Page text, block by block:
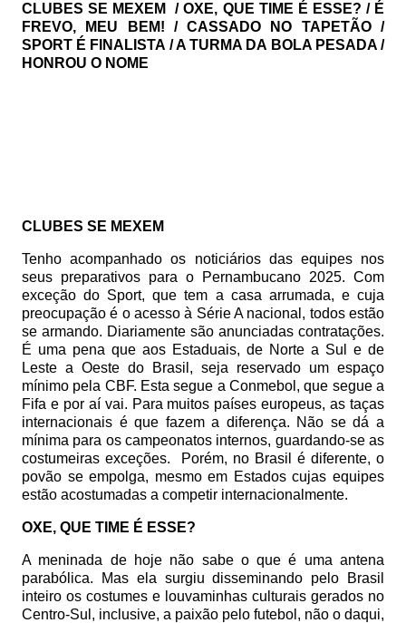
CLUBES SE MEXEM
/ OXE, QUE TIME É ESSE? / É
FREVO, MEU BEM! / CASSADO NO TAPETÃO /
SPORT É FINALISTA / A TURMA DA BOLA PESADA /
HONROU O NOME
CLUBES SE MEXEM
Tenho acompanhado os noticiários das equipes nos
seus preparativos para o Pernambucano 2025. Com
exceção do Sport, que tem a casa arrumada, e cuja
preocupação é o acesso à Série A nacional, todos estão
se armando. Diariamente são anunciadas contratações.
É uma pena que aos Estaduais, de Norte a Sul e de
Leste a Oeste do Brasil, seja reservado um espaço
mínimo pela CBF. Esta segue a Conmebol, que segue a
Fifa e por aí vai. Para muitos países europeus, as taças
internacionais é que fazem a diferença. Não se dá a
mínima para os campeonatos internos, guardando-se as
costumeiras exceções.
Porém, no Brasil é diferente, o
povão se empolga, mesmo em Estados cujas equipes
estão acostumadas a competir internacionalmente.
OXE, QUE TIME É ESSE?
A meninada de hoje não sabe o que é uma antena
parabólica. Mas ela surgiu disseminando pelo Brasil
inteiro os costumes e louvaminhas culturais gerados no
Centro-Sul, inclusive, a paixão pelo futebol, não o daqui,